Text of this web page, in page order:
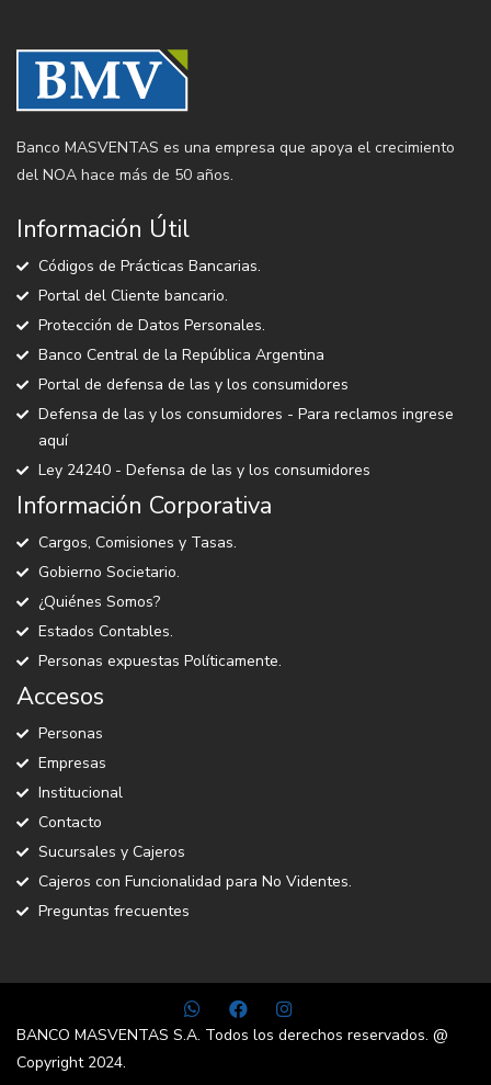
Banco MASVENTAS es una empresa que apoya el crecimiento
del NOA hace más de 50 años.
Información Útil
Códigos de Prácticas Bancarias.
Portal del Cliente bancario.
Protección de Datos Personales.
Banco Central de la República Argentina
Portal de defensa de las y los consumidores
Defensa de las y los consumidores - Para reclamos ingrese
aquí
Ley 24240 - Defensa de las y los consumidores
Información Corporativa
Cargos, Comisiones y Tasas.
Gobierno Societario.
¿Quiénes Somos?
Estados Contables.
Personas expuestas Políticamente.
Accesos
Personas
Empresas
Institucional
Contacto
Sucursales y Cajeros
Cajeros con Funcionalidad para No Videntes.
Preguntas frecuentes
BANCO MASVENTAS S.A. Todos los derechos reservados. @
Copyright 2024.